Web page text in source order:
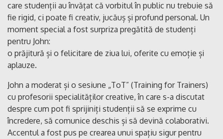
care studenții au învățat că vorbitul în public nu trebuie să
fie rigid, ci poate fi creativ, jucăuș și profund personal. Un
moment special a fost surpriza pregătită de studenți
pentru John:
o prăjitură și o felicitare de ziua lui, oferite cu emoție și
aplauze.
John a moderat și o sesiune „ToT” (Training for Trainers)
cu profesorii specialităților creative, în care s-a discutat
despre cum pot fi sprijiniți studenții să se exprime cu
încredere, să comunice deschis și să devină colaborativi.
Accentul a fost pus pe crearea unui spațiu sigur pentru